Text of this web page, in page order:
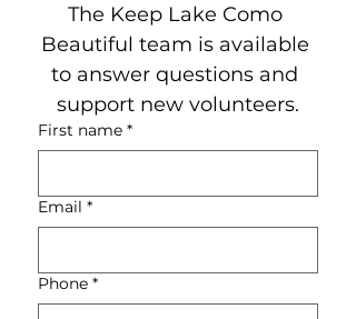
The Keep Lake Como
Beautiful team is available
to answer questions and
support new volunteers.
First name *
Email *
Phone *